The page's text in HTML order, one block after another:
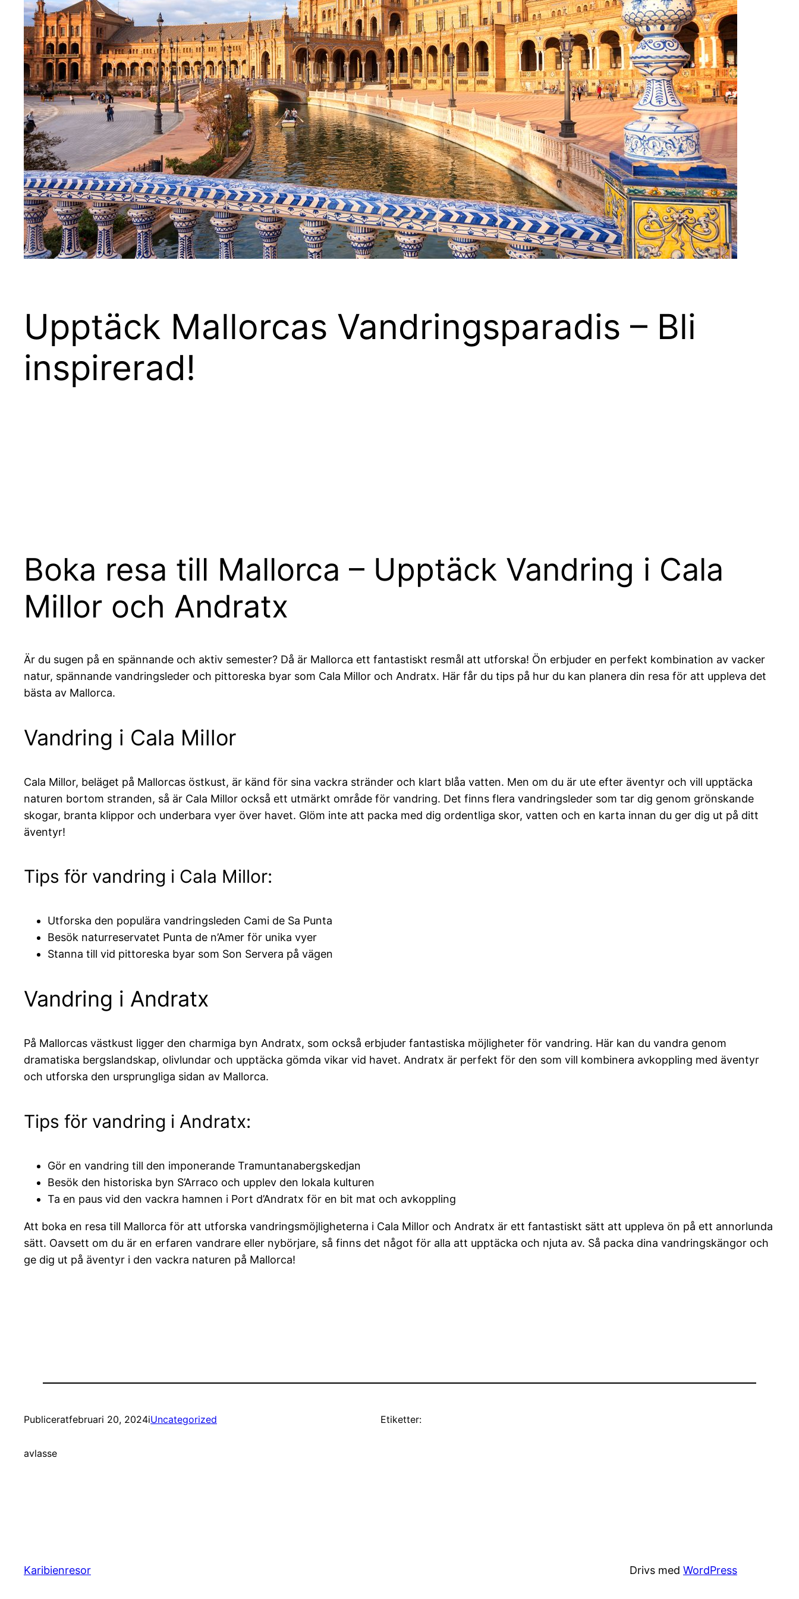
Upptäck Mallorcas Vandringsparadis – Bli
inspirerad!
Boka resa till Mallorca – Upptäck Vandring i Cala
Millor och Andratx
Är du sugen på en spännande och aktiv semester? Då är Mallorca ett fantastiskt resmål att utforska! Ön erbjuder en perfekt kombination av vacker
natur, spännande vandringsleder och pittoreska byar som Cala Millor och Andratx. Här får du tips på hur du kan planera din resa för att uppleva det
bästa av Mallorca.
Vandring i Cala Millor
Cala Millor, beläget på Mallorcas östkust, är känd för sina vackra stränder och klart blåa vatten. Men om du är ute efter äventyr och vill upptäcka
naturen bortom stranden, så är Cala Millor också ett utmärkt område för vandring. Det finns flera vandringsleder som tar dig genom grönskande
skogar, branta klippor och underbara vyer över havet. Glöm inte att packa med dig ordentliga skor, vatten och en karta innan du ger dig ut på ditt
äventyr!
Tips för vandring i Cala Millor:
Utforska den populära vandringsleden Cami de Sa Punta
Besök naturreservatet Punta de n’Amer för unika vyer
Stanna till vid pittoreska byar som Son Servera på vägen
Vandring i Andratx
På Mallorcas västkust ligger den charmiga byn Andratx, som också erbjuder fantastiska möjligheter för vandring. Här kan du vandra genom
dramatiska bergslandskap, olivlundar och upptäcka gömda vikar vid havet. Andratx är perfekt för den som vill kombinera avkoppling med äventyr
och utforska den ursprungliga sidan av Mallorca.
Tips för vandring i Andratx:
Gör en vandring till den imponerande Tramuntanabergskedjan
Besök den historiska byn S’Arraco och upplev den lokala kulturen
Ta en paus vid den vackra hamnen i Port d’Andratx för en bit mat och avkoppling
Att boka en resa till Mallorca för att utforska vandringsmöjligheterna i Cala Millor och Andratx är ett fantastiskt sätt att uppleva ön på ett annorlunda
sätt. Oavsett om du är en erfaren vandrare eller nybörjare, så finns det något för alla att upptäcka och njuta av. Så packa dina vandringskängor och
ge dig ut på äventyr i den vackra naturen på Mallorca!
Publiceratfebruari 20, 2024iUncategorized
avlasse
Etiketter:
Karibienresor Drivs med WordPress